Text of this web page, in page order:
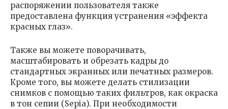
распоряжении пользователя также
предоставлена функция устранения «эффекта
красных глаз».
Также вы можете поворачивать,
масштабировать и обрезать кадры до
стандартных экранных или печатных размеров.
Кроме того, вы можете делать стилизации
снимков с помощью таких фильтров, как окраска
в тон сепии (Sepia). При необходимости